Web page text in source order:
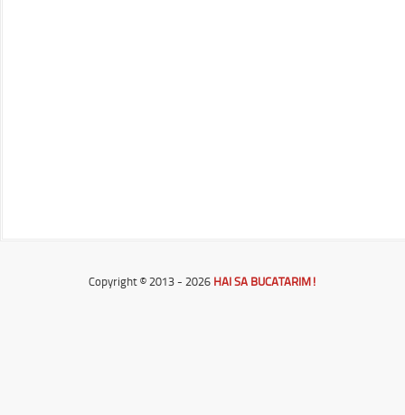
Copyright © 2013 - 2026 HAI SA BUCATARIM!